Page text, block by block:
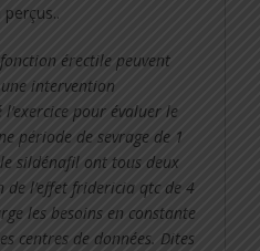
érectile peuvent
intervention
pour évaluer le
période de sevrage de 1
sildénafil ont tous deux
l’effet fridericia qtc de 4
les besoins en constante
centres de données. Dites